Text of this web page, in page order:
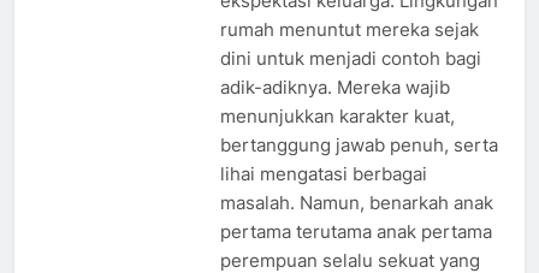
rumah menuntut mereka sejak
dini untuk menjadi contoh bagi
adik-adiknya. Mereka wajib
menunjukkan karakter kuat,
bertanggung jawab penuh, serta
lihai mengatasi berbagai
masalah. Namun, benarkah anak
pertama terutama anak pertama
perempuan selalu sekuat yang